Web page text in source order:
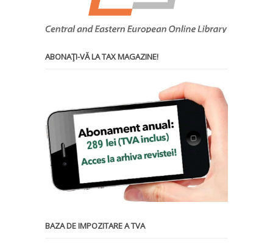
ABONAŢI-VĂ LA TAX MAGAZINE!
BAZA DE IMPOZITARE A TVA